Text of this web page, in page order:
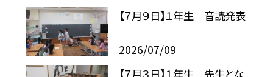
【７月９日】１年生 音読発表
2026/07/09
【７月３日】１年生 先生とな